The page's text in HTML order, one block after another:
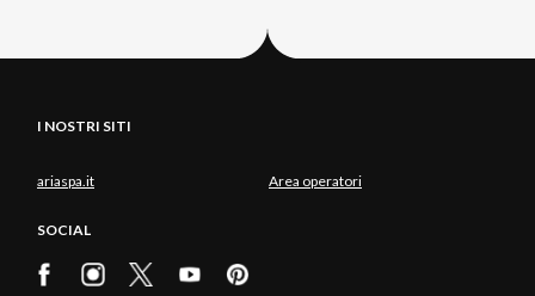
I NOSTRI SITI
ariaspa.it Area operatori
SOCIAL